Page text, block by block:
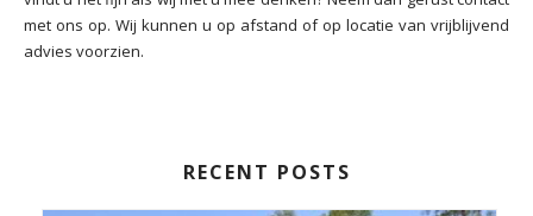
met ons op. Wij kunnen u op afstand of op locatie van vrijblijvend
advies voorzien.
RECENT POSTS